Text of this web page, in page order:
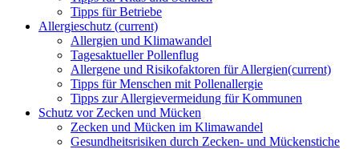
Tipps für Betriebe
Allergieschutz (current)
Allergien und Klimawandel
Tagesaktueller Pollenflug
Allergene und Risikofaktoren für Allergien(current)
Tipps für Menschen mit Pollenallergie
Tipps zur Allergievermeidung für Kommunen
Schutz vor Zecken und Mücken
Zecken und Mücken im Klimawandel
Gesundheitsrisiken durch Zecken- und Mückenstiche